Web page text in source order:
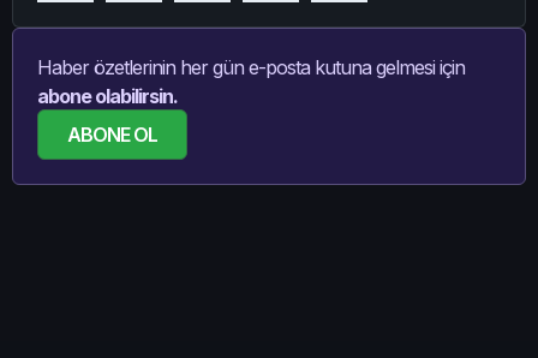
Haber özetlerinin her gün e-posta kutuna gelmesi için
abone olabilirsin.
ABONE OL